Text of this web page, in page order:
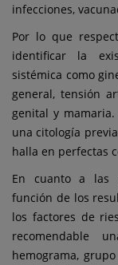
infecciones,
Por lo que
identificar la
sistémica como
general, tensión
genital y
una citología
halla en perfectas
En cuanto a las
función de los
los factores de
recomendable
hemograma,